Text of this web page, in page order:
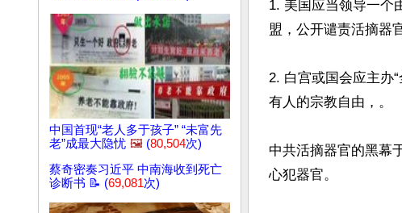
中国首现“老人多于孩子” “未富先
老”成最大隐忧 🖼️ (80,504次)
蔡奇密奏习近平 中南海收到死亡
诊断书 📝 (69,081次)
1. 美国应当领导一个
盟，公开谴责活摘器
2. 白宫或国会应主办
有人的宗教自由，。
中共活摘器官的黑幕
心犯器官。